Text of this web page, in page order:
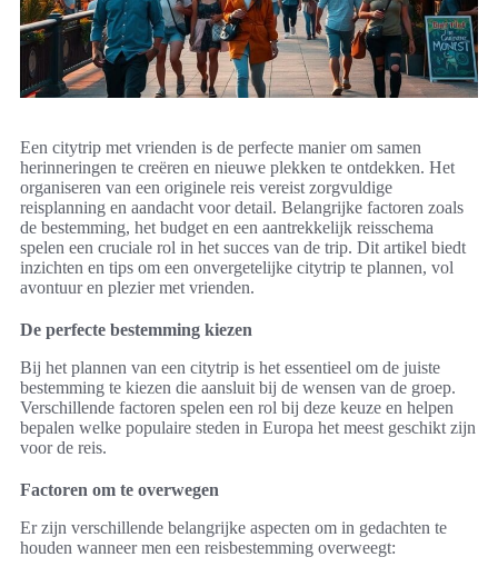
Een citytrip met vrienden is de perfecte manier om samen
herinneringen te creëren en nieuwe plekken te ontdekken. Het
organiseren van een originele reis vereist zorgvuldige
reisplanning en aandacht voor detail. Belangrijke factoren zoals
de bestemming, het budget en een aantrekkelijk reisschema
spelen een cruciale rol in het succes van de trip. Dit artikel biedt
inzichten en tips om een onvergetelijke citytrip te plannen, vol
avontuur en plezier met vrienden.
De perfecte bestemming kiezen
Bij het plannen van een citytrip is het essentieel om de juiste
bestemming te kiezen die aansluit bij de wensen van de groep.
Verschillende factoren spelen een rol bij deze keuze en helpen
bepalen welke populaire steden in Europa het meest geschikt zijn
voor de reis.
Factoren om te overwegen
Er zijn verschillende belangrijke aspecten om in gedachten te
houden wanneer men een reisbestemming overweegt: